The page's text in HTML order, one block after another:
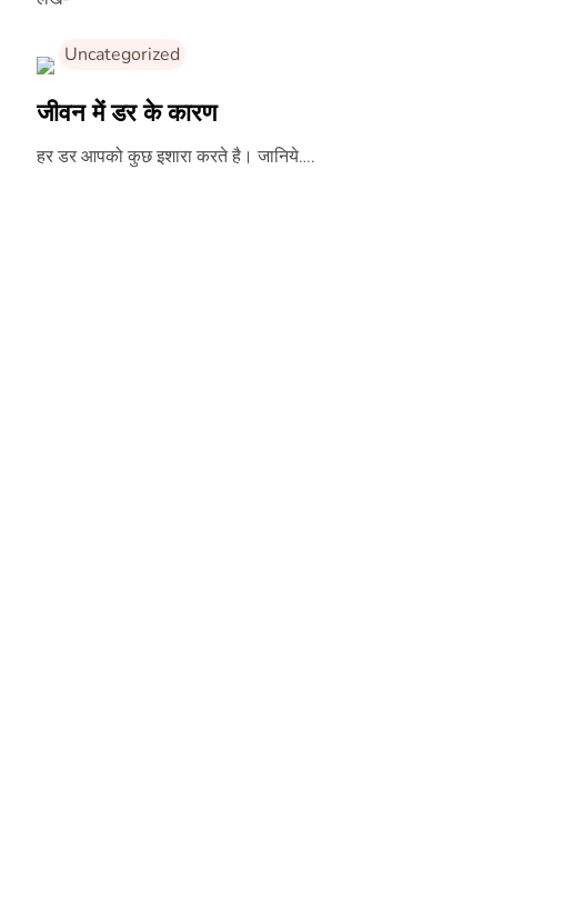
Uncategorized
जीवन में डर के कारण
हर डर आपको कुछ इशारा करते है। जानिये….